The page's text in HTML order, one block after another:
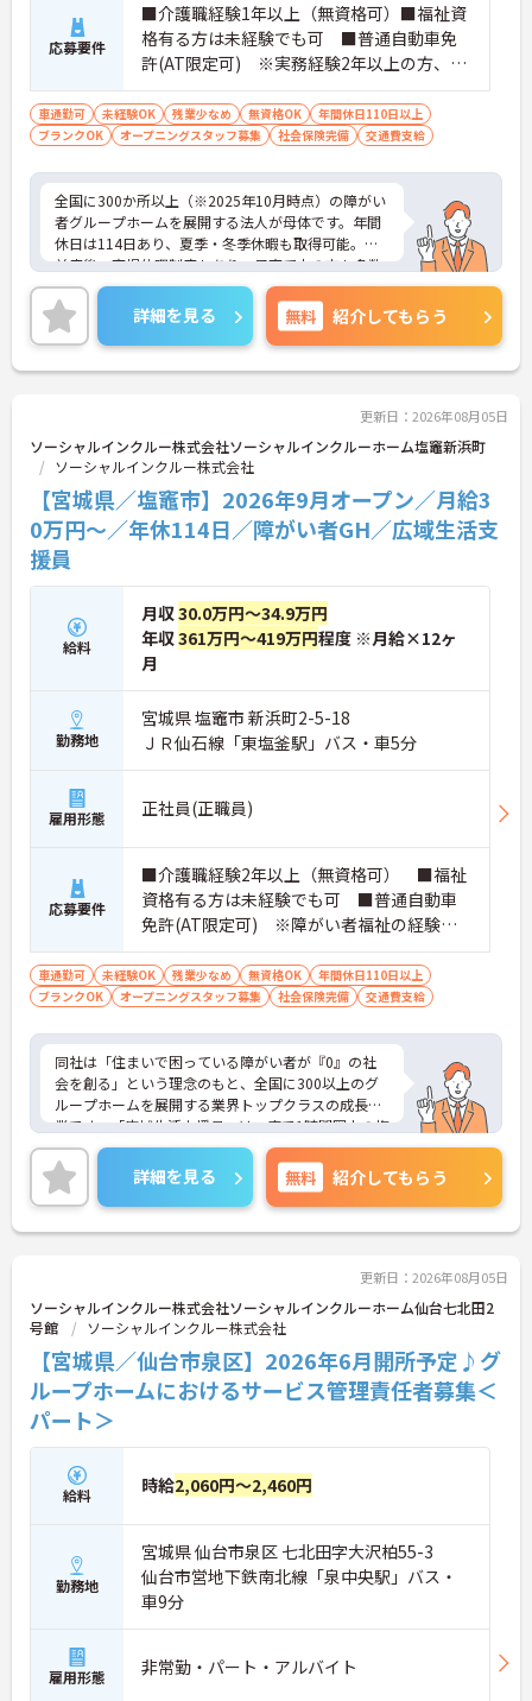
応募要件
■介護職経験1年以上（無資格可）■福祉資
格有る方は未経験でも可 ■普通自動車免
許(AT限定可) ※実務経験2年以上の方、障
がい者福祉に関する経験をお持ちの方大歓
迎
車通勤可 未経験OK 残業少なめ 無資格OK
年間休日110日以上
ブランクOK
オープニングスタッフ募集 社会保険完備 交通費支給
全国に300か所以上（※2025年10月時点）の障がい
者グループホームを展開する法人が母体です。年間
休日は114日あり、夏季・冬季休暇も取得可能。産
前産後・育児休暇制度もあり、子育て中の方も多数
活躍中で、ワークライフバランスを大切にしながら
働ける環境が整っています。研修制度や外部勉強会
の受講支援もあり、スキルアップもしっかりサポー
ト。将来的には管理者やエリアマネージャーへのキ
ャリアアップも目指せます。20代から60代まで幅広
の職場です。介護経験を活かしたい方、福祉の資格
をお持ちの方、安定した法人でキャリアを築きたい
方におすすめです。
★おすすめPOINT★
・生活支援員からスタートし、サービス管理責任者
やエリアマネージャーへと続く明確なステップアッ
プの道筋が用意されています。急成長中の企業であ
るためポストも豊富にあり、専門性を高めながらマ
ネジメント職への挑戦も視野に入れていただけま
す。
・年間休日114日、残業月平均10時間程度という就
業環境に加え、産前産後休暇や育児休暇制度がしっ
かりと整備されています。オンとオフの切り替えを
明確にし、心身ともに充実した状態で長くご活躍い
ただけます。
・グループホーム一棟あたりの入居者様20名定員を
常時2～4名のスタッフで支援、国基準を上回る人員
配置や夜間複数名体制が敷かれているため、業務に
追われることなくご利用者様のペースに合わせたサ
ご自身の理想とする福祉を実践できる環境が整って
います。
詳細を見る 無料 紹介してもらう
更新日：2026年08月05日
ソーシャルインクルー株式会社ソーシャルインクルーホーム塩竈新浜町
ソーシャルインクルー株式会社
【宮城県／塩竈市】2026年9月オープン／月給3
0万円～／年休114日／障がい者GH／広域生活支
援員
給料
月収30.0万円～34.9万円
年収361万円～419万円程度 ※月給×12ヶ
月
勤務地
宮城県 塩竈市 新浜町2-5-18
ＪＲ仙石線「東塩釜駅」バス・車5分
雇用形態 正社員(正職員)
応募要件
■介護職経験2年以上（無資格可） ■福祉
資格有る方は未経験でも可 ■普通自動車
免許(AT限定可) ※障がい者福祉の経験は
不問です。※実務経験2年以上の方、障がい
者福祉に関する経験をお持ちの方大歓迎
車通勤可 未経験OK 残業少なめ 無資格OK
年間休日110日以上
ブランクOK
オープニングスタッフ募集 社会保険完備 交通費支給
同社は「住まいで困っている障がい者が『0』の社
会を創る」という理念のもと、全国に300以上のグ
ループホームを展開する業界トップクラスの成長企
業です。「広域生活支援員」は、車で1時間圏内の複
数施設を横断的に担当し、現場支援とパートスタッ
フのサポートを行うハイクラスなポジションです。
最新設備とバリアフリーが完備され、スタッフの身
体的負担が少なく、広域手当5万円が付与されるこ
とで高い給与水準を実現しています。年間休日114
効率化など、ワークライフバランスを保ちながら定
年70歳まで長期的に活躍できる制度が盤石に整って
います。複数施設を経験することで培われるマネジ
メント視点は、将来的なエリアマネージャーへのキ
ャリアアップにも直結しており、最新の環境で専門
性を発揮したいプロフェッショナルの方にお勧めで
す。
★おすすめPOINT★
・広域支援員として複数のホームを巡るため、各ホ
ームのパートスタッフの教育やサポートにも携わる
営や人材育成の視点を養うことで、将来のエリアマ
ネージャー候補としてのステップアップに直結しま
す。
・定年70歳、再雇用75歳までという業界屈指の制度
なく長期的なキャリアを築いていただけます。
・全施設がバリアフリー設計かつ最新設備を備えて
詳細を見る 無料 紹介してもらう
更新日：2026年08月05日
ソーシャルインクルー株式会社ソーシャルインクルーホーム仙台七北田2
号館
ソーシャルインクルー株式会社
【宮城県／仙台市泉区】2026年6月開所予定♪グ
ループホームにおけるサービス管理責任者募集＜
パート＞
給料 時給2,060円～2,460円
勤務地
宮城県 仙台市泉区 七北田字大沢柏55-3
仙台市営地下鉄南北線「泉中央駅」バス・
車9分
雇用形態 非常勤・パート・アルバイト